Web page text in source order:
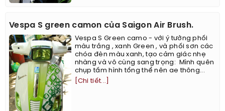
Vespa S green camon của Saigon Air Brush.
Vespa S Green camo - với ý tưởng phối
màu trắng , xanh Green , và phối sơn các
chóa đèn màu xanh, tạo cảm giác nhẹ
nhàng và vô cùng sang trọng: ​​​​ ​Mình quên
chụp tấm hình tổng thể nên ae thông...
[Chi tiết...]